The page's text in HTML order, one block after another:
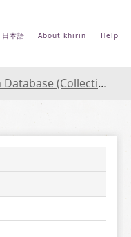
日本語 About khirin Help
of the National Museum of Japanese History)